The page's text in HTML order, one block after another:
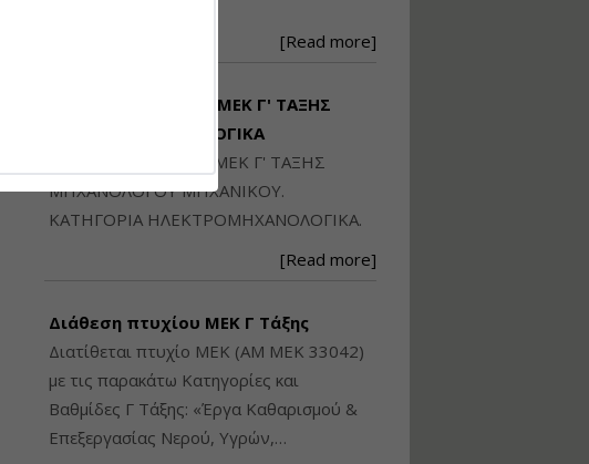
[Read more]
ΔΙΑΤΙΘΕΤΑΙ ΠΤΥΧΙΟ ΜΕΚ Γ' ΤΑΞΗΣ
ΗΛΕΚΤΡΟΜΗΧΑΝΟΛΟΓΙΚΑ
ΔΙΑΤΙΘΕΤΑΙ ΠΤΥΧΙΟ ΜΕΚ Γ' ΤΑΞΗΣ
ΜΗΧΑΝΟΛΟΓΟΥ ΜΗΧΑΝΙΚΟΥ.
ΚΑΤΗΓΟΡΙΑ ΗΛΕΚΤΡΟΜΗΧΑΝΟΛΟΓΙΚΑ.
[Read more]
Διάθεση πτυχίου ΜΕΚ Γ Τάξης
Διατίθεται πτυχίο ΜΕΚ (ΑΜ ΜΕΚ 33042)
με τις παρακάτω Κατηγορίες και
Βαθμίδες Γ Τάξης: «Έργα Καθαρισμού &
Επεξεργασίας Νερού, Υγρών,…
Διηρημένης
Πολεοδομικού
Σχεδίου Δόμησης
Εισηγήτρια:
Τιμή από: €145.00
Διάρκεια: 8 ώρες